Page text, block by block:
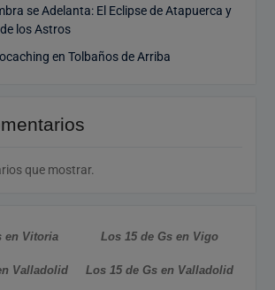
se Adelanta: El Eclipse de Atapuerca y
los Astros
en Tolbaños de Arriba
que mostrar.
en Vitoria Los 15 de Gs en Vigo
Valladolid Los 15 de Gs en Valladolid